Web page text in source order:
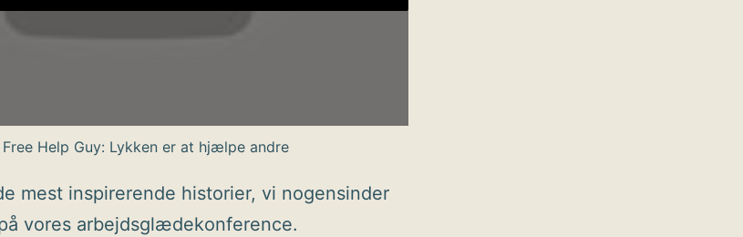
Free Help Guy: Lykken er at hjælpe andre
mest inspirerende historier, vi nogensinder
vores arbejdsglædekonference.